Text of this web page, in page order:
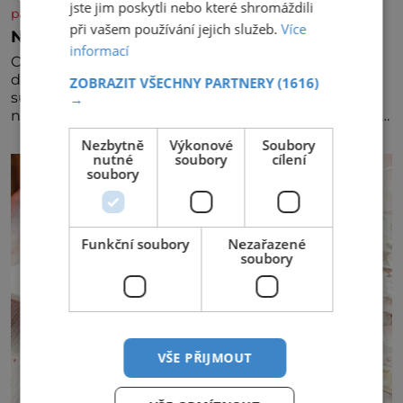
panidomu.cz
Nezapomínejte na petržel
Obsahuje totiž spoustu zdraví prospěšných látek, a
dokonce je považována za tuzemskou
superpotravinu. Zázrak plný vitaminů V petrželi
najdete vitaminy B1, B2, B3, B6, provitamin A, vitamin
E a velké množství vitamínu C (nejvíce ho má nať,
dokonce třikrát více než pomeranč, v kořeni je také,
ale je ho desetkrát méně), a kyselinu listovou. Ale
jste jim poskytli nebo které shromáždili
při vašem používání jejich služeb.Více
informací
ZOBRAZIT VŠECHNY PARTNERY(1616)
→
Nezbytně
nutné
soubory
Výkonové
soubory
Soubory
cílení
Funkční soubory
Nezařazené
soubory
VŠE PŘIJMOUT